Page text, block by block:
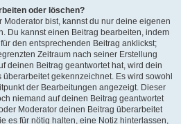
oder löschen?
Moderator bist, kannst du nur deine eigenen
Du kannst einen Beitrag bearbeiten, indem
den entsprechenden Beitrag anklickst;
Zeitraum nach seiner Erstellung
deinen Beitrag geantwortet hat, wird dein
gekennzeichnet. Es wird sowohl
der Bearbeitungen angezeigt. Dieser
niemand auf deinen Beitrag geantwortet
Moderator deinen Beitrag überarbeitet
es für nötig halten, eine Notiz hinterlassen,